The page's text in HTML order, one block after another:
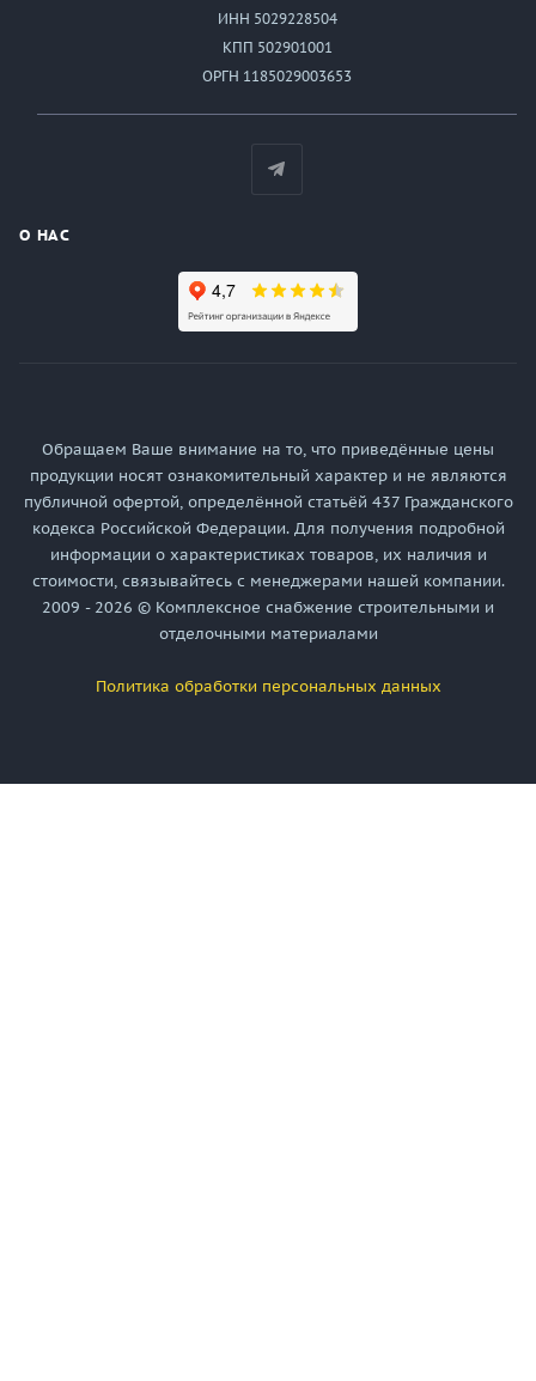
ИНН 5029228504
КПП 502901001
ОРГН 1185029003653
О НАС
Обращаем Ваше внимание на то, что приведённые цены
продукции носят ознакомительный характер и не являются
публичной офертой, определённой статьёй 437 Гражданского
кодекса Российской Федерации. Для получения подробной
информации о характеристиках товаров, их наличия и
стоимости, связывайтесь с менеджерами нашей компании.
2009 - 2026 © Комплексное снабжение строительными и
отделочными материалами
Политика обработки персональных данных